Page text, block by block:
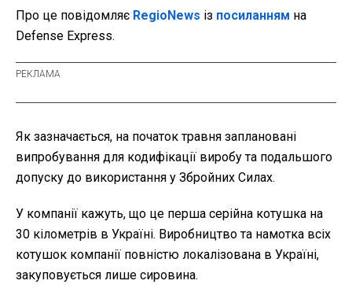
Про це повідомляє RegioNews із посиланням на
Defense Express.
Як зазначається, на початок травня заплановані
випробування для кодифікації виробу та подальшого
допуску до використання у Збройних Силах.
У компанії кажуть, що це перша серійна котушка на
30 кілометрів в Україні. Виробництво та намотка всіх
котушок компанії повністю локалізована в Україні,
закуповується лише сировина.